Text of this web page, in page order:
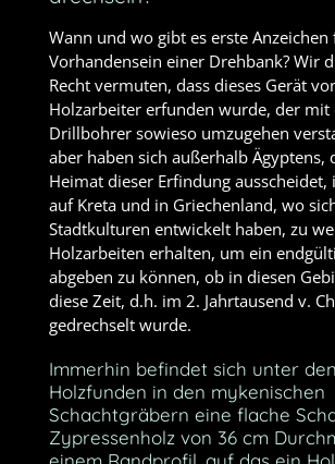
Wann und wo gibt es erste Anzeichen
Vorhandensein einer Drehbank? Wir
Recht vermuten, dass dieses Gerät
Holzarbeiter erfunden wurde, der mit
Drillbohrer sowieso umzugehen
aber haben sich außerhalb Ägyptens,
Heimat dieser Erfindung ausscheidet,
auf Kreta und in Griechenland, wo
Stadtkulturen entwickelt haben, zu
Holzarbeiten erhalten, um ein
abgeben zu können, ob in diesen
diese Zeit, d.h. im 2. Jahrtausend v.
gedrechselt wurde.
Immerhin befindet sich unter
Holzfunden in den mykenischen
Schachtgräbern eine flache
Zypressenholz von 36 cm